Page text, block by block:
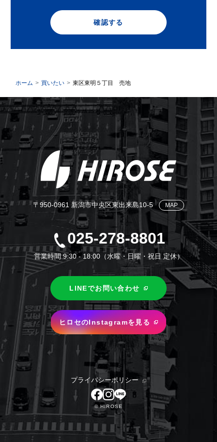
確認する
ホーム 買いたい 東区東明５丁目 売地
〒950-0961 新潟市中央区東出来島10-5 MAP
025-278-8801
営業時間 9:30 - 18:00（水曜・日曜・祝日 定休）
LINEでお問い合わせ
ヒロセのInstagramを見る
プライバシーポリシー
© HIROSE